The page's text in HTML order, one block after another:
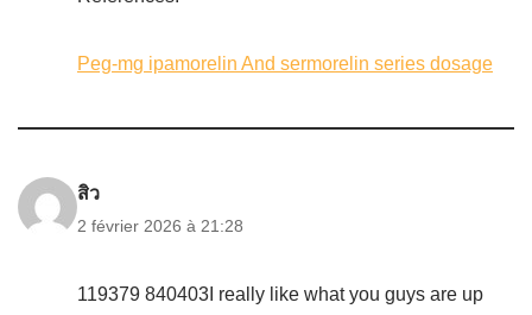
Peg-mg ipamorelin And sermorelin series dosage
สิว
2 février 2026 à 21:28
119379 840403I really like what you guys are up